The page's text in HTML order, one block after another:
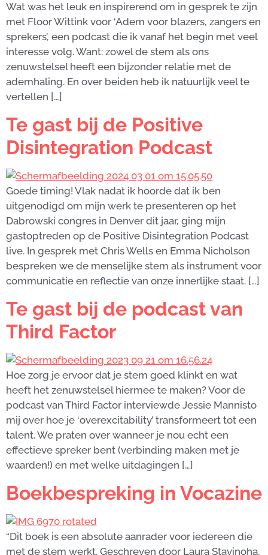
Wat was het leuk en inspirerend om in gesprek te zijn
met Floor Wittink voor ‘Adem voor blazers, zangers en
sprekers’, een podcast die ik vanaf het begin met veel
interesse volg. Want: zowel de stem als ons
zenuwstelsel heeft een bijzonder relatie met de
ademhaling. En over beiden heb ik natuurlijk veel te
vertellen […]
Te gast bij de Positive
Disintegration Podcast
Goede timing! Vlak nadat ik hoorde dat ik ben
uitgenodigd om mijn werk te presenteren op het
Dabrowski congres in Denver dit jaar, ging mijn
gastoptreden op de Positive Disintegration Podcast
live. In gesprek met Chris Wells en Emma Nicholson
bespreken we de menselijke stem als instrument voor
communicatie en reflectie van onze innerlijke staat. […]
Te gast bij de podcast van
Third Factor
Hoe zorg je ervoor dat je stem goed klinkt en wat
heeft het zenuwstelsel hiermee te maken? Voor de
podcast van Third Factor interviewde Jessie Mannisto
mij over hoe je ‘overexcitability’ transformeert tot een
talent. We praten over wanneer je nou echt een
effectieve spreker bent (verbinding maken met je
waarden!) en met welke uitdagingen […]
Boekbespreking in Vocazine
“Dit boek is een absolute aanrader voor iedereen die
met de stem werkt. Geschreven door Laura Stavinoha,